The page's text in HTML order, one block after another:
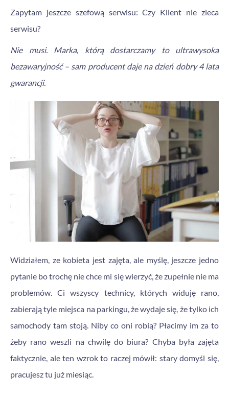
Zapytam jeszcze szefową serwisu: Czy Klient nie zleca
serwisu?
Nie musi. Marka, którą dostarczamy to ultrawysoka
bezawaryjność – sam producent daje na dzień dobry 4 lata
gwarancji.
Widziałem, ze kobieta jest zajęta, ale myślę, jeszcze jedno
pytanie bo trochę nie chce mi się wierzyć, że zupełnie nie ma
problemów. Ci wszyscy technicy, których widuję rano,
zabierają tyle miejsca na parkingu, że wydaje się, że tylko ich
samochody tam stoją. Niby co oni robią? Płacimy im za to
żeby rano weszli na chwilę do biura? Chyba była zajęta
faktycznie, ale ten wzrok to raczej mówił: stary domyśl się,
pracujesz tu już miesiąc.